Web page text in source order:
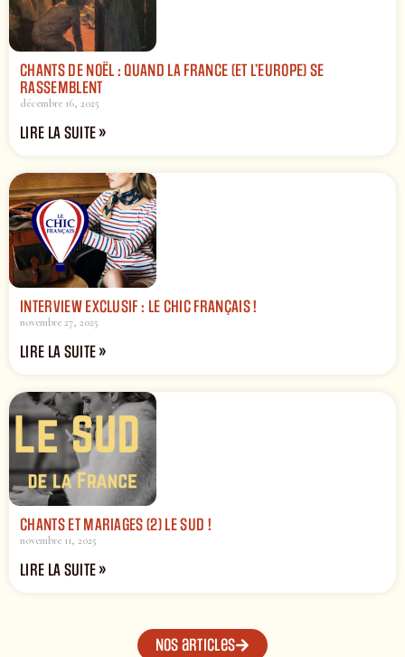
CHANTS DE NOËL : QUAND LA FRANCE (ET L’EUROPE) SE
RASSEMBLENT
décembre 16, 2025
LIRE LA SUITE »
INTERVIEW EXCLUSIF : LE CHIC FRANÇAIS !
novembre 27, 2025
LIRE LA SUITE »
CHANTS ET MARIAGES (2) LE SUD !
novembre 11, 2025
LIRE LA SUITE »
Nos articles